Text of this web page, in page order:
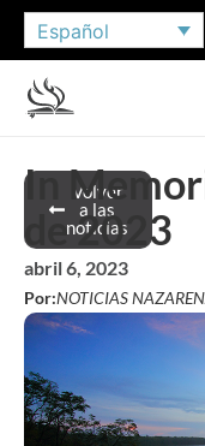
Español
Volver
a las
noticias
In
de 2023
abril 6, 2023
Por:NOTICIAS